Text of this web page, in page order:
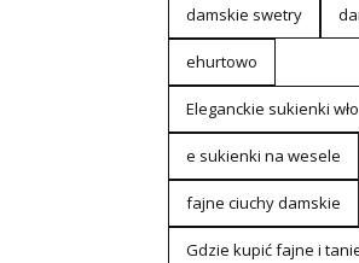
damskie swetry
ehurtowo
Eleganckie sukienki
e sukienki na wesele
fajne ciuchy damskie
Gdzie kupić fajne i